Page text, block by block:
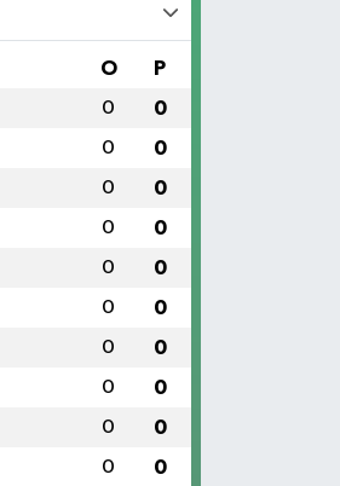
O P
0 0
0 0
0 0
0 0
0 0
0 0
0 0
0 0
0 0
0 0